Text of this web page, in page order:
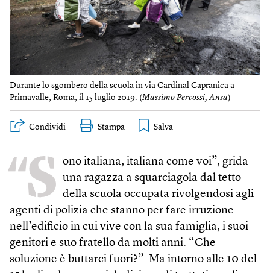
Durante lo sgombero della scuola in via Cardinal Capranica a
Primavalle, Roma, il 15 luglio 2019. (Massimo Percossi, Ansa)
Condividi Stampa
“S ono italiana, italiana come voi”, grida
una ragazza a squarciagola dal tetto
della scuola occupata rivolgendosi agli
agenti di polizia che stanno per fare irruzione
nell’edificio in cui vive con la sua famiglia, i suoi
genitori e suo fratello da molti anni. “Che
soluzione è buttarci fuori?”. Ma intorno alle 10 del